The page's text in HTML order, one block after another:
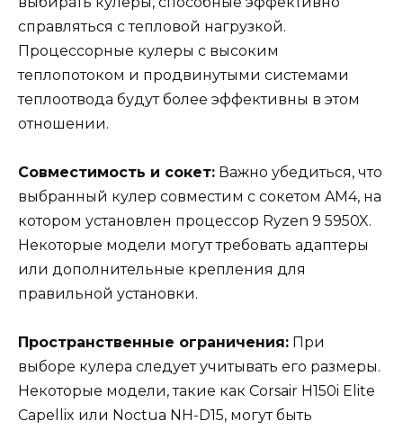
справляться с тепловой нагрузкой.
Процессорные кулеры с высоким
теплопотоком и продвинутыми системами
теплоотвода будут более эффективны в этом
отношении.
Совместимость и сокет: Важно убедиться, что
выбранный кулер совместим с сокетом AM4, на
котором установлен процессор Ryzen 9 5950X.
Некоторые модели могут требовать адаптеры
или дополнительные крепления для
правильной установки.
Пространственные ограничения: При
выборе кулера следует учитывать его размеры.
Некоторые модели, такие как Corsair H150i Elite
Capellix или Noctua NH-D15, могут быть